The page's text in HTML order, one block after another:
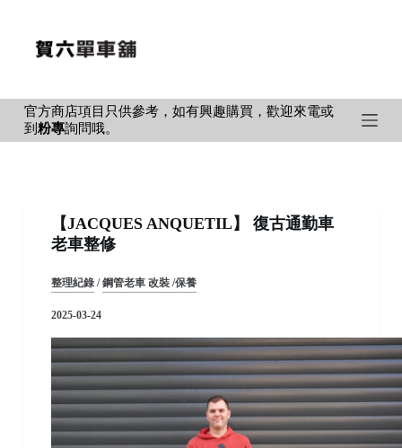
o
官方商店項目只供參考，如有興趣購買，歡迎來電或
到 粉專詢問哦。
【JACQUES ANQUETIL】 復古通勤車
老車整修
整理紀錄/鋼管老車 改裝 /保養
2025-03-24